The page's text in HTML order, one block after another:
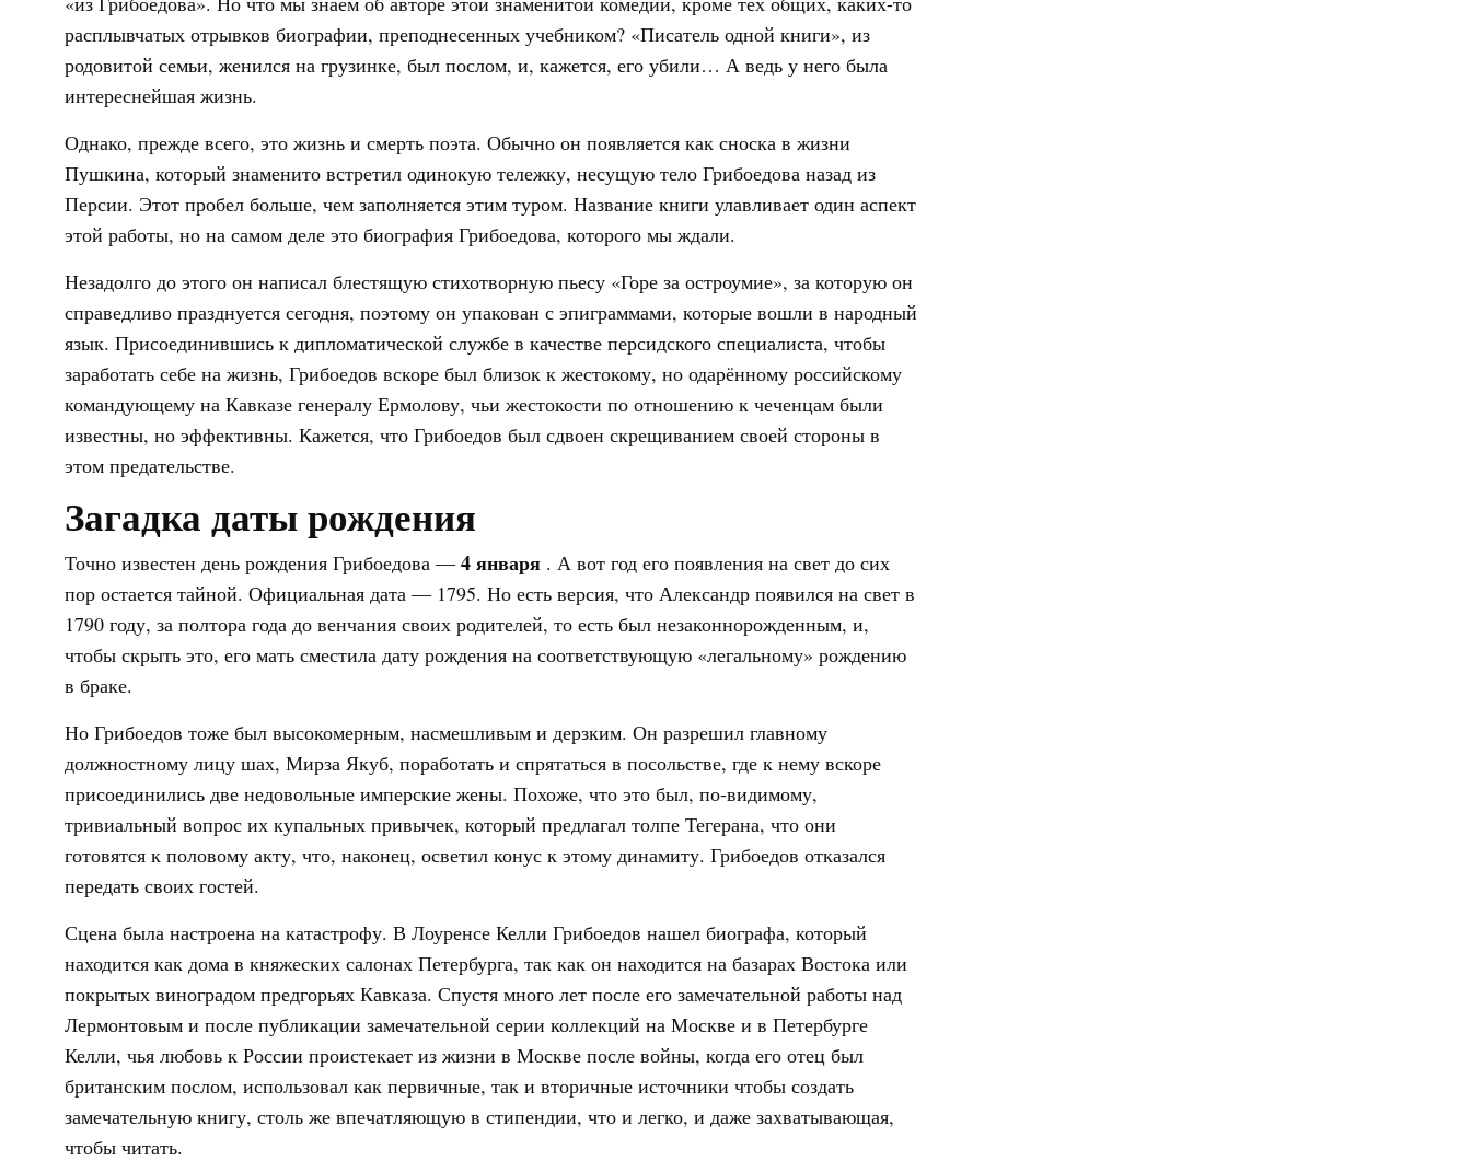
расплывчатых отрывков биографии, преподнесенных учебником? «Писатель одной книги», из
родовитой семьи, женился на грузинке, был послом, и, кажется, его убили… А ведь у него была
интереснейшая жизнь.
Однако, прежде всего, это жизнь и смерть поэта. Обычно он появляется как сноска в жизни
Пушкина, который знаменито встретил одинокую тележку, несущую тело Грибоедова назад из
Персии. Этот пробел больше, чем заполняется этим туром. Название книги улавливает один аспект
этой работы, но на самом деле это биография Грибоедова, которого мы ждали.
Незадолго до этого он написал блестящую стихотворную пьесу «Горе за остроумие», за которую он
справедливо празднуется сегодня, поэтому он упакован с эпиграммами, которые вошли в народный
язык. Присоединившись к дипломатической службе в качестве персидского специалиста, чтобы
заработать себе на жизнь, Грибоедов вскоре был близок к жестокому, но одарённому российскому
командующему на Кавказе генералу Ермолову, чьи жестокости по отношению к чеченцам были
известны, но эффективны. Кажется, что Грибоедов был сдвоен скрещиванием своей стороны в
этом предательстве.
Загадка даты рождения
Точно известен день рождения Грибоедова ―4 января . А вот год его появления на свет до сих
пор остается тайной. Официальная дата ― 1795. Но есть версия, что Александр появился на свет в
1790 году, за полтора года до венчания своих родителей, то есть был незаконнорожденным, и,
чтобы скрыть это, его мать сместила дату рождения на соответствующую «легальному» рождению
в браке.
Но Грибоедов тоже был высокомерным, насмешливым и дерзким. Он разрешил главному
должностному лицу шах, Мирза Якуб, поработать и спрятаться в посольстве, где к нему вскоре
присоединились две недовольные имперские жены. Похоже, что это был, по-видимому,
тривиальный вопрос их купальных привычек, который предлагал толпе Тегерана, что они
готовятся к половому акту, что, наконец, осветил конус к этому динамиту. Грибоедов отказался
передать своих гостей.
Сцена была настроена на катастрофу. В Лоуренсе Келли Грибоедов нашел биографа, который
находится как дома в княжеских салонах Петербурга, так как он находится на базарах Востока или
покрытых виноградом предгорьях Кавказа. Спустя много лет после его замечательной работы над
Лермонтовым и после публикации замечательной серии коллекций на Москве и в Петербурге
Келли, чья любовь к России проистекает из жизни в Москве после войны, когда его отец был
британским послом, использовал как первичные, так и вторичные источники чтобы создать
замечательную книгу, столь же впечатляющую в стипендии, что и легко, и даже захватывающая,
чтобы читать.